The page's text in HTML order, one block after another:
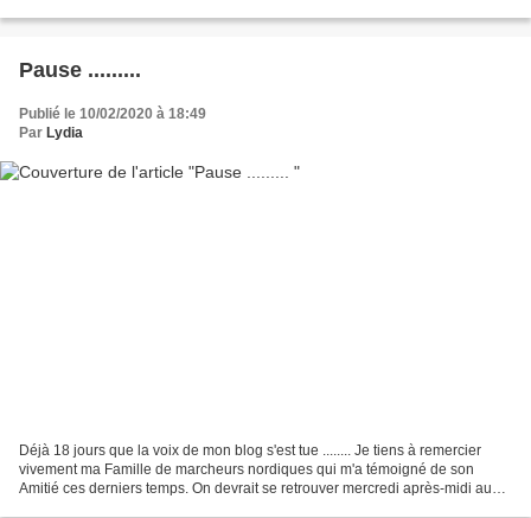
Pause .........
Publié le 10/02/2020 à 18:49
Par Lydia
Déjà 18 jours que la voix de mon blog s'est tue ........ Je tiens à remercier
vivement ma Famille de marcheurs nordiques qui m'a témoigné de son
Amitié ces derniers temps. On devrait se retrouver mercredi après-midi au